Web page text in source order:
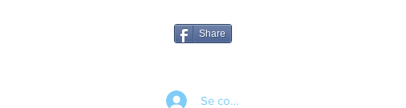
Share
Se connecter